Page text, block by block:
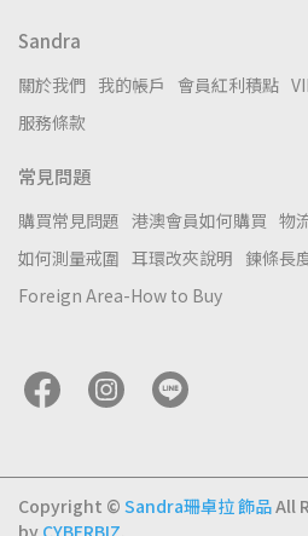
Sandra
關於我們 我的帳戶 會員紅利積點
服務條款
常見問題
購買常見問題 港澳會員如何購買 物
如何測量戒圍 耳環改夾說明 鍊條長
Foreign Area-How to Buy
Copyright © Sandra珊卓拉 飾品All
by CYBERBIZ